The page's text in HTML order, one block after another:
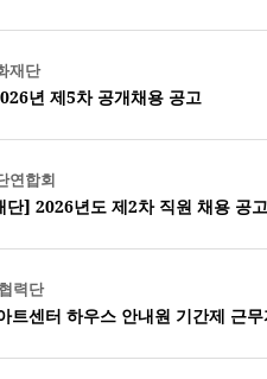
재단
년 제5차 공개채용 공고
연합회
] 2026년도 제2차 직원 채용 공고
력단
트센터 하우스 안내원 기간제 근